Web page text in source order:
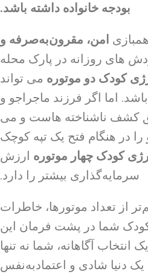
بودجه خانواده داشته باشد.
امن، مقرون‌به‌صرفه و
های روزانه در پارک محله
کودک دو موتوره می تواند
اما اگر فرزند ماجراجو و
کشف ناشناخته هاست و می
را در هنگام فتح یک تپه کوچک
کودک چهار موتوره ارزش
سرمایه‌گذاری بیشتر را دارد.
از تعداد موتورها، خاطرات
شما در پشت فرمان این
انتخاب آگاهانه، شما نه تنها
دنیا شادی و اعتمادبه‌نفس